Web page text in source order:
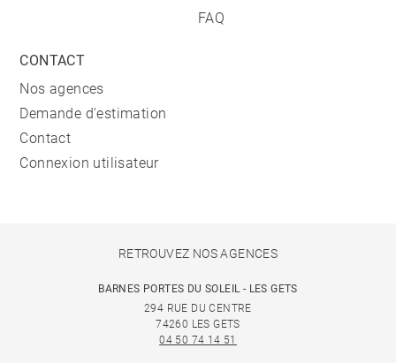
FAQ
CONTACT
Nos agences
Demande d'estimation
Contact
Connexion utilisateur
RETROUVEZ NOS AGENCES
BARNES PORTES DU SOLEIL - LES GETS
294 RUE DU CENTRE
74260 LES GETS
04 50 74 14 51